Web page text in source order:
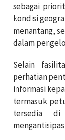
sebagai
kondisi
menantang,
dalam
Selain
perhatian
informasi
termasuk
tersedia